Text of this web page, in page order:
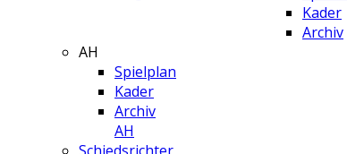
Kader
Archiv
AH
Spielplan
Kader
Archiv
AH